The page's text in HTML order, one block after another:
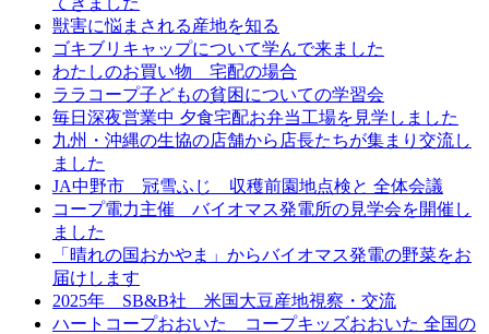
獣害に悩まされる産地を知る
ゴキブリキャップについて学んで来ました
わたしのお買い物 宅配の場合
ララコープ子どもの貧困についての学習会
毎日深夜営業中 夕食宅配お弁当工場を見学しました
九州・沖縄の生協の店舗から店長たちが集まり交流し
ました
JA中野市 冠雪ふじ 収穫前園地点検と 全体会議
コープ電力主催 バイオマス発電所の見学会を開催し
ました
「晴れの国おかやま」からバイオマス発電の野菜をお
届けします
2025年 SB&B社 米国大豆産地視察・交流
ハートコープおおいた コープキッズおおいた 全国の